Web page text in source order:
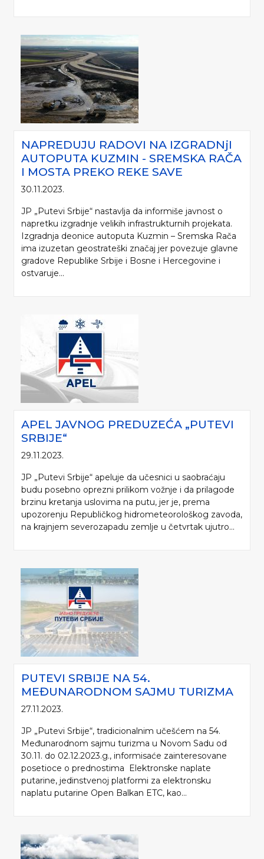
NAPREDUJU RADOVI NA IZGRADNjI
AUTOPUTA KUZMIN - SREMSKA RAČA
I MOSTA PREKO REKE SAVE
30.11.2023.
JP „Putevi Srbije“ nastavlja da informiše javnost o
napretku izgradnje velikih infrastrukturnih projekata.
Izgradnja deonice autoputa Kuzmin – Sremska Rača
ima izuzetan geostrateški značaj jer povezuje glavne
gradove Republike Srbije i Bosne i Hercegovine i
ostvaruje...
APEL JAVNOG PREDUZEĆA „PUTEVI
SRBIJE“
29.11.2023.
JP „Putevi Srbije“ apeluje da učesnici u saobraćaju
budu posebno oprezni prilikom vožnje i da prilagode
brzinu kretanja uslovima na putu, jer je, prema
upozorenju Republičkog hidrometeorološkog zavoda,
na krajnjem severozapadu zemlje u četvrtak ujutro...
PUTEVI SRBIJE NA 54.
MEĐUNARODNOM SAJMU TURIZMA
27.11.2023.
JP „Putevi Srbije“, tradicionalnim učešćem na 54.
Međunarodnom sajmu turizma u Novom Sadu od
30.11. do 02.12.2023.g., informisaće zainteresovane
posetioce o prednostima Elektronske naplate
putarine, jedinstvenoj platformi za elektronsku
naplatu putarine Open Balkan ETC, kao...
Molimo da prilikom korišćenja informacija, materijala i fotografija sa internet
prezentacije „Putevi Srbije“ d.o.o., obavezno navedete izvor („Putevi Srbije“
d.o.o.).
© 2005-2026. "Putevi Srbije" d.o.o. All rights reserved.
Poštanski fax 17, 11050 Beograd 22